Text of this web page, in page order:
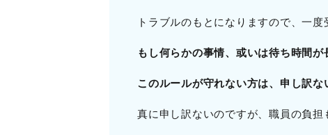
トラブルのもとになりますので、一
もし何らかの事情、或いは待ち時間
このルールが守れない方は、申し訳
真に申し訳ないのですが、職員の負